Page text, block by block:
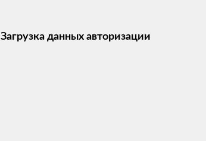
Загрузка данных авторизации